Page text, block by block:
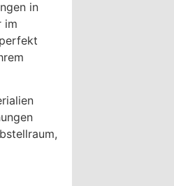
in
im